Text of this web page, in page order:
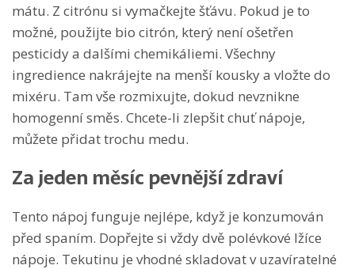
mátu. Z citrónu si vymačkejte šťávu. Pokud je to
možné, použijte bio citrón, který není ošetřen
pesticidy a dalšími chemikáliemi. Všechny
ingredience nakrájejte na menší kousky a vložte do
mixéru. Tam vše rozmixujte, dokud nevznikne
homogenní směs. Chcete-li zlepšit chuť nápoje,
můžete přidat trochu medu.
Za jeden měsíc pevnější zdraví
Tento nápoj funguje nejlépe, když je konzumován
před spaním. Dopřejte si vždy dvě polévkové lžíce
nápoje. Tekutinu je vhodné skladovat v uzavíratelné